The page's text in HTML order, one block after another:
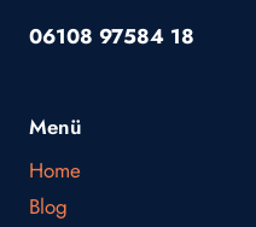
06108 97584 18
Menü
Home
Blog